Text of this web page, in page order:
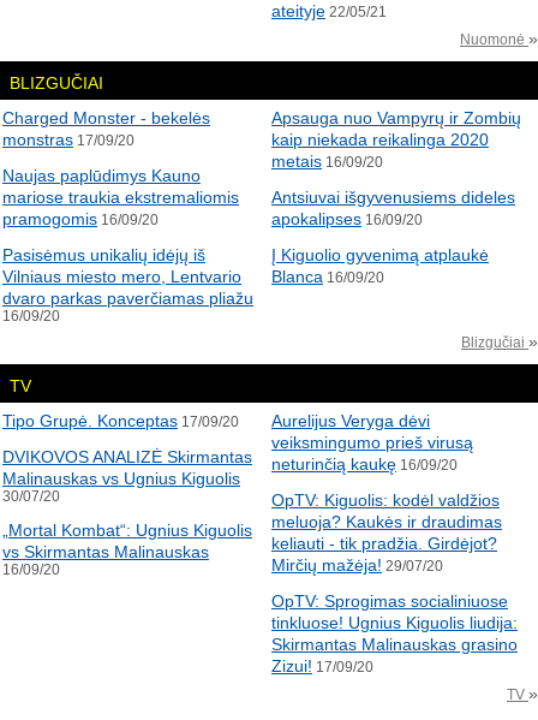
ateityje 22/05/21
Nuomonė »
BLIZGUČIAI
Charged Monster - bekelės
monstras 17/09/20
Apsauga nuo Vampyrų ir Zombių
kaip niekada reikalinga 2020
metais 16/09/20
Naujas paplūdimys Kauno
mariose traukia ekstremaliomis
pramogomis 16/09/20
Antsiuvai išgyvenusiems dideles
apokalipses 16/09/20
Pasisėmus unikalių idėjų iš
Vilniaus miesto mero, Lentvario
dvaro parkas paverčiamas pliažu
16/09/20
Į Kiguolio gyvenimą atplaukė
Blanca 16/09/20
Blizgučiai »
TV
Tipo Grupė. Konceptas 17/09/20
Aurelijus Veryga dėvi
veiksmingumo prieš virusą
neturinčią kaukę 16/09/20
DVIKOVOS ANALIZĖ Skirmantas
Malinauskas vs Ugnius Kiguolis
30/07/20
OpTV: Kiguolis: kodėl valdžios
meluoja? Kaukės ir draudimas
keliauti - tik pradžia. Girdėjot?
Mirčių mažėja! 29/07/20
„Mortal Kombat“: Ugnius Kiguolis
vs Skirmantas Malinauskas
16/09/20
OpTV: Sprogimas socialiniuose
tinkluose! Ugnius Kiguolis liudija:
Skirmantas Malinauskas grasino
Zizui! 17/09/20
TV »